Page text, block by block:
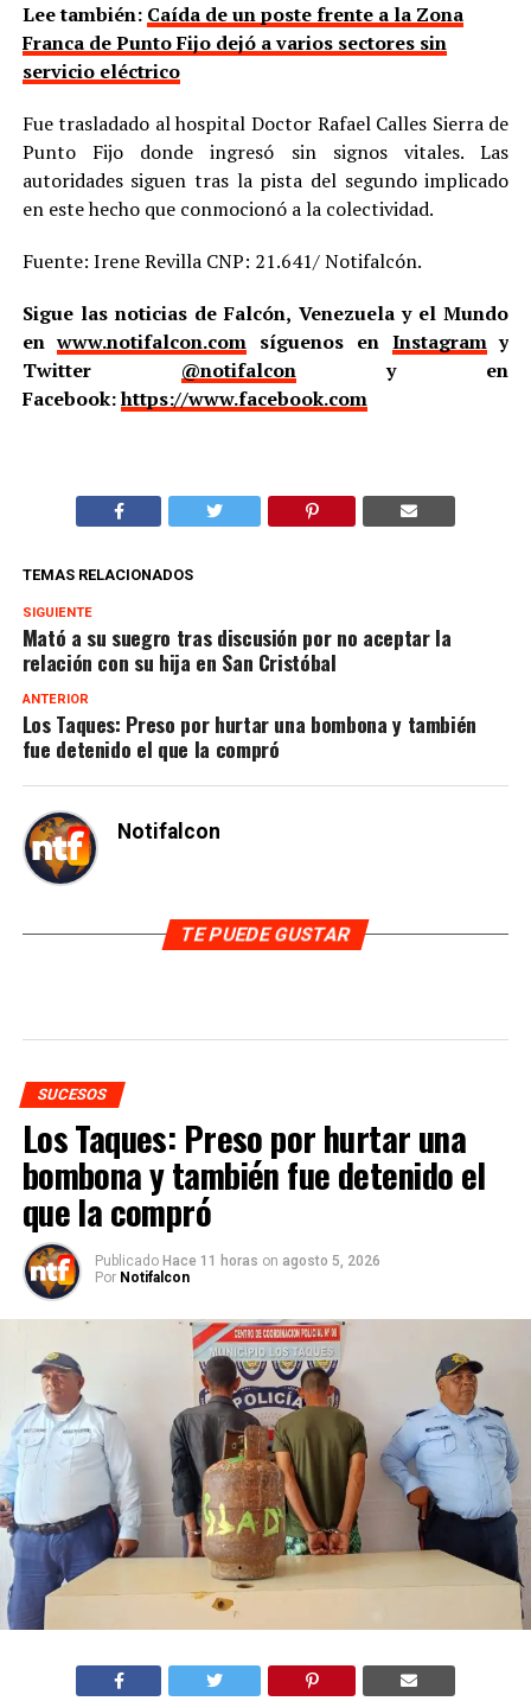
Lee también: Caída de un poste frente a la Zona
Franca de Punto Fijo dejó a varios sectores sin
servicio eléctrico
Fue trasladado al hospital Doctor Rafael Calles Sierra de
Punto Fijo donde ingresó sin signos vitales. Las
autoridades siguen tras la pista del segundo implicado
en este hecho que conmocionó a la colectividad.
Fuente: Irene Revilla CNP: 21.641/ Notifalcón.
Sigue las noticias de Falcón, Venezuela y el Mundo
enwww.notifalcon.com síguenos en Instagramy
Twitter @notifalcony en
Facebook:https://www.facebook.com
TEMAS RELACIONADOS
SIGUIENTE
Mató a su suegro tras discusión por no aceptar la
relación con su hija en San Cristóbal
ANTERIOR
Los Taques: Preso por hurtar una bombona y también
fue detenido el que la compró
Notifalcon
TE PUEDE GUSTAR
SUCESOS
Los Taques: Preso por hurtar una
bombona y también fue detenido el
que la compró
Publicado Hace 11 horas on agosto 5, 2026
Por Notifalcon